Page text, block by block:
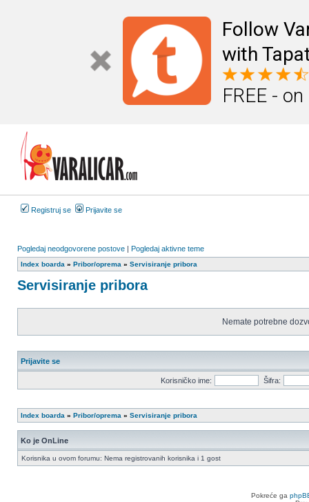
Follow
with
FREE -
Registruj se Prijavite se
Pogledaj neodgovorene postove | Pogledaj aktivne teme
Index boarda » Pribor/oprema » Servisiranje pribora
Servisiranje pribora
Nemate potrebne
Prijavite se
Korisničko ime: Šifra:
Index boarda » Pribor/oprema » Servisiranje pribora
Ko je OnLine
Korisnika u ovom forumu: Nema registrovanih korisnika i 1 gost
Pokreće ga